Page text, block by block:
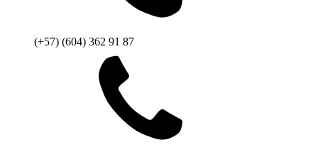
(+57) (604) 362 91 87